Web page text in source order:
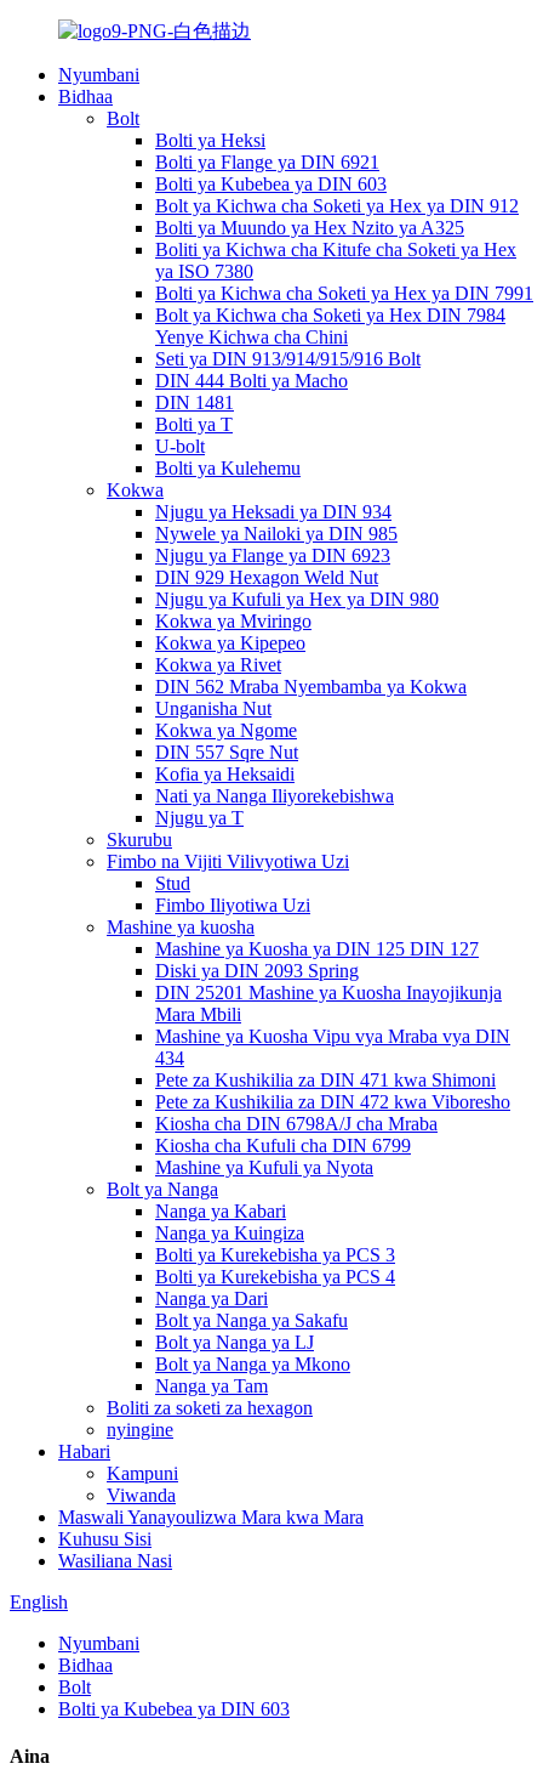
Nyumbani
Bidhaa
Bolt
Bolti ya Heksi
Bolti ya Flange ya DIN 6921
Bolti ya Kubebea ya DIN 603
Bolt ya Kichwa cha Soketi ya Hex ya DIN 912
Bolti ya Muundo ya Hex Nzito ya A325
Boliti ya Kichwa cha Kitufe cha Soketi ya Hex
ya ISO 7380
Bolti ya Kichwa cha Soketi ya Hex ya DIN 7991
Bolt ya Kichwa cha Soketi ya Hex DIN 7984
Yenye Kichwa cha Chini
Seti ya DIN 913/914/915/916 Bolt
DIN 444 Bolti ya Macho
DIN 1481
Bolti ya T
U-bolt
Bolti ya Kulehemu
Kokwa
Njugu ya Heksadi ya DIN 934
Nywele ya Nailoki ya DIN 985
Njugu ya Flange ya DIN 6923
DIN 929 Hexagon Weld Nut
Njugu ya Kufuli ya Hex ya DIN 980
Kokwa ya Mviringo
Kokwa ya Kipepeo
Kokwa ya Rivet
DIN 562 Mraba Nyembamba ya Kokwa
Unganisha Nut
Kokwa ya Ngome
DIN 557 Sqre Nut
Kofia ya Heksaidi
Nati ya Nanga Iliyorekebishwa
Njugu ya T
Skurubu
Fimbo na Vijiti Vilivyotiwa Uzi
Stud
Fimbo Iliyotiwa Uzi
Mashine ya kuosha
Mashine ya Kuosha ya DIN 125 DIN 127
Diski ya DIN 2093 Spring
DIN 25201 Mashine ya Kuosha Inayojikunja
Mara Mbili
Mashine ya Kuosha Vipu vya Mraba vya DIN
434
Pete za Kushikilia za DIN 471 kwa Shimoni
Pete za Kushikilia za DIN 472 kwa Viboresho
Kiosha cha DIN 6798A/J cha Mraba
Kiosha cha Kufuli cha DIN 6799
Mashine ya Kufuli ya Nyota
Bolt ya Nanga
Nanga ya Kabari
Nanga ya Kuingiza
Bolti ya Kurekebisha ya PCS 3
Bolti ya Kurekebisha ya PCS 4
Nanga ya Dari
Bolt ya Nanga ya Sakafu
Bolt ya Nanga ya LJ
Bolt ya Nanga ya Mkono
Nanga ya Tam
Boliti za soketi za hexagon
nyingine
Habari
Kampuni
Viwanda
Maswali Yanayoulizwa Mara kwa Mara
Kuhusu Sisi
Wasiliana Nasi
English
Nyumbani
Bidhaa
Bolt
Bolti ya Kubebea ya DIN 603
Aina